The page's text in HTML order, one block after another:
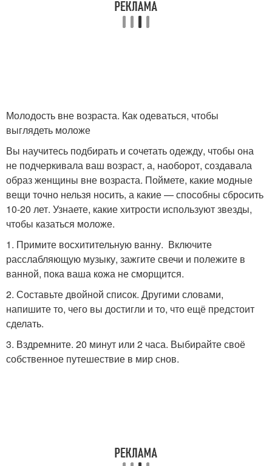
Молодость вне возраста. Как одеваться, чтобы
выглядеть моложе
Вы научитесь подбирать и сочетать одежду, чтобы она
не подчеркивала ваш возраст, а, наоборот, создавала
образ женщины вне возраста. Поймете, какие модные
вещи точно нельзя носить, а какие — способны сбросить
10-20 лет. Узнаете, какие хитрости используют звезды,
чтобы казаться моложе.
1. Примите восхитительную ванну. Включите
расслабляющую музыку, зажгите свечи и полежите в
ванной, пока ваша кожа не сморщится.
2. Составьте двойной список. Другими словами,
напишите то, чего вы достигли и то, что ещё предстоит
сделать.
3. Вздремните. 20 минут или 2 часа. Выбирайте своё
собственное путешествие в мир снов.